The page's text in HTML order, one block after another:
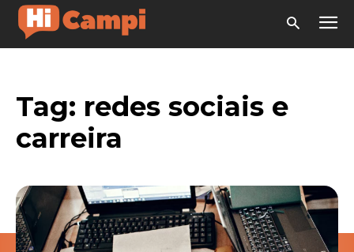
Tag: redes sociais e
carreira